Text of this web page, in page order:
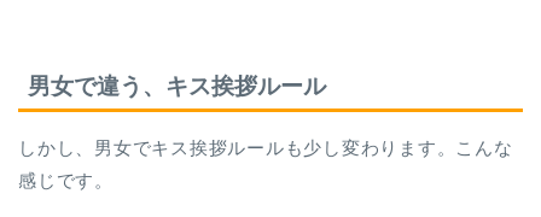
男女で違う、キス挨拶ルール
しかし、男女でキス挨拶ルールも少し変わります。こんな
感じです。